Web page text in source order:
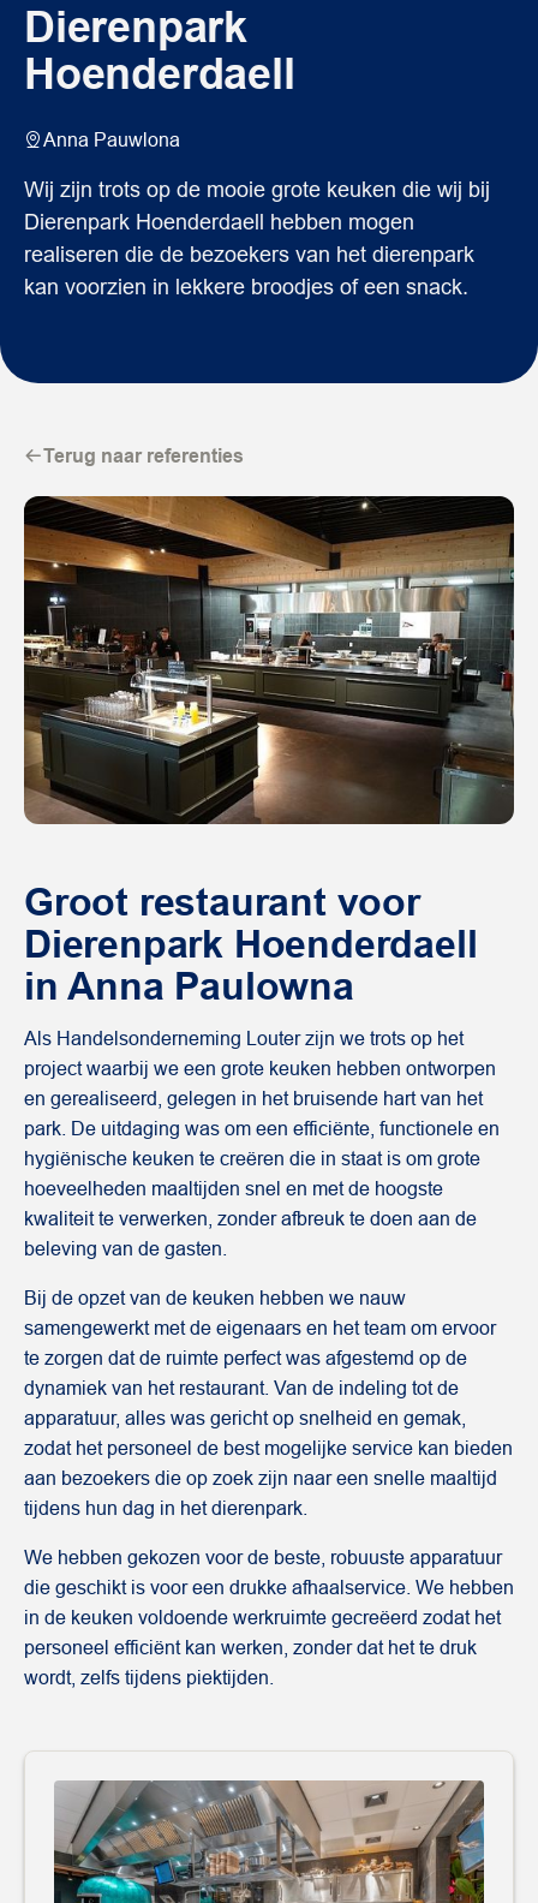
Dierenpark
Hoenderdaell
Anna Pauwlona
Wij zijn trots op de mooie grote keuken die wij bij
Dierenpark Hoenderdaell hebben mogen
realiseren die de bezoekers van het dierenpark
kan voorzien in lekkere broodjes of een snack.
Terug naar referenties
Groot restaurant voor
Dierenpark Hoenderdaell
in Anna Paulowna
Als Handelsonderneming Louter zijn we trots op het
project waarbij we een grote keuken hebben ontworpen
en gerealiseerd, gelegen in het bruisende hart van het
park. De uitdaging was om een efficiënte, functionele en
hygiënische keuken te creëren die in staat is om grote
hoeveelheden maaltijden snel en met de hoogste
kwaliteit te verwerken, zonder afbreuk te doen aan de
beleving van de gasten.
Bij de opzet van de keuken hebben we nauw
samengewerkt met de eigenaars en het team om ervoor
te zorgen dat de ruimte perfect was afgestemd op de
dynamiek van het restaurant. Van de indeling tot de
apparatuur, alles was gericht op snelheid en gemak,
zodat het personeel de best mogelijke service kan bieden
aan bezoekers die op zoek zijn naar een snelle maaltijd
tijdens hun dag in het dierenpark.
We hebben gekozen voor de beste, robuuste apparatuur
die geschikt is voor een drukke afhaalservice. We hebben
in de keuken voldoende werkruimte gecreëerd zodat het
personeel efficiënt kan werken, zonder dat het te druk
wordt, zelfs tijdens piektijden.